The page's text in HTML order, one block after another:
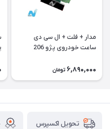
مدار + فلت + ال سی دی
ساعت خودروی پژو 206
6,890,000 تومان
تحویل اکسپرس